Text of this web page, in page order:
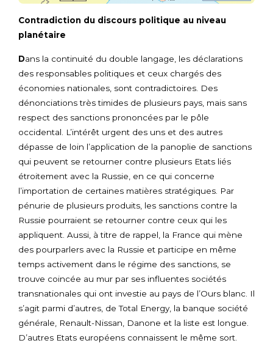
Contradiction du discours politique au niveau
planétaire
Dans la continuité du double langage, les déclarations
des responsables politiques et ceux chargés des
économies nationales, sont contradictoires. Des
dénonciations très timides de plusieurs pays, mais sans
respect des sanctions prononcées par le pôle
occidental. L’intérêt urgent des uns et des autres
dépasse de loin l’application de la panoplie de sanctions
qui peuvent se retourner contre plusieurs Etats liés
étroitement avec la Russie, en ce qui concerne
l’importation de certaines matières stratégiques. Par
pénurie de plusieurs produits, les sanctions contre la
Russie pourraient se retourner contre ceux qui les
appliquent. Aussi, à titre de rappel, la France qui mène
des pourparlers avec la Russie et participe en même
temps activement dans le régime des sanctions, se
trouve coincée au mur par ses influentes sociétés
transnationales qui ont investie au pays de l’Ours blanc. Il
s’agit parmi d’autres, de Total Energy, la banque société
générale, Renault-Nissan, Danone et la liste est longue.
D’autres Etats européens connaissent le même sort.